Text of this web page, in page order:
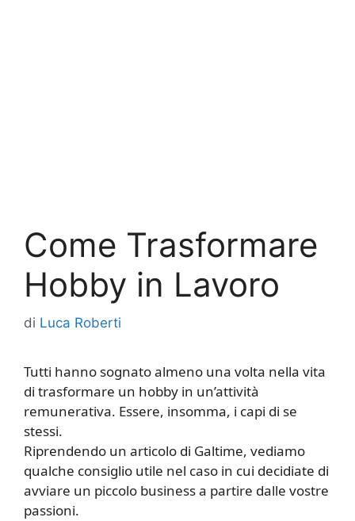
Come Trasformare
Hobby in Lavoro
di Luca Roberti
Tutti hanno sognato almeno una volta nella vita
di trasformare un hobby in un’attività
remunerativa. Essere, insomma, i capi di se
stessi.
Riprendendo un articolo di Galtime, vediamo
qualche consiglio utile nel caso in cui decidiate di
avviare un piccolo business a partire dalle vostre
passioni.